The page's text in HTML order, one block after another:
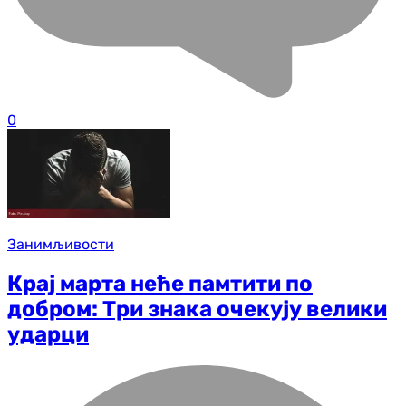
0
Занимљивости
Крај марта неће памтити по
добром: Три знака очекују велики
ударци